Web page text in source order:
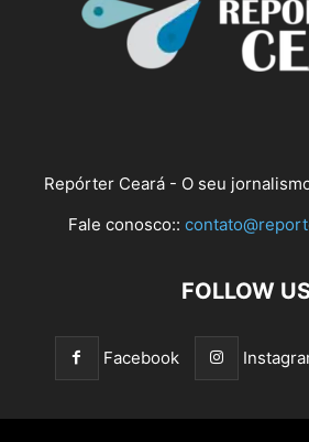
Repórter Ceará - O seu
Fale conosco::
FOLLOW
Facebook